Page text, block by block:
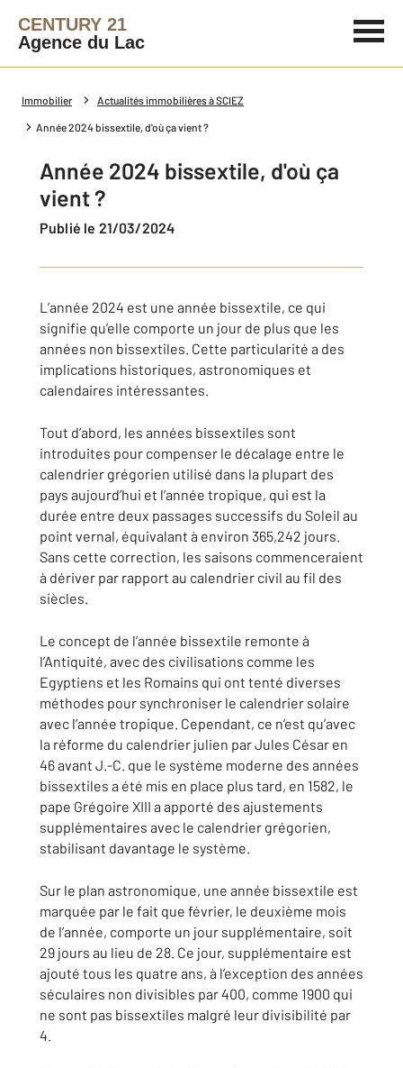
CENTURY 21
Agence du Lac
Immobilier Actualités immobilières à SCIEZ
Année 2024 bissextile, d'où ça vient ?
Année 2024 bissextile, d'où ça
vient ?
Publié le 21/03/2024
L’année 2024 est une année bissextile, ce qui
signifie qu’elle comporte un jour de plus que les
années non bissextiles. Cette particularité a des
implications historiques, astronomiques et
calendaires intéressantes.
Tout d’abord, les années bissextiles sont
introduites pour compenser le décalage entre le
calendrier grégorien utilisé dans la plupart des
pays aujourd’hui et l’année tropique, qui est la
durée entre deux passages successifs du Soleil au
point vernal, équivalant à environ 365,242 jours.
Sans cette correction, les saisons commenceraient
à dériver par rapport au calendrier civil au fil des
siècles.
Le concept de l’année bissextile remonte à
l’Antiquité, avec des civilisations comme les
Egyptiens et les Romains qui ont tenté diverses
méthodes pour synchroniser le calendrier solaire
avec l’année tropique. Cependant, ce n’est qu’avec
la réforme du calendrier julien par Jules César en
46 avant J.-C. que le système moderne des années
bissextiles a été mis en place plus tard, en 1582, le
pape Grégoire XIII a apporté des ajustements
supplémentaires avec le calendrier grégorien,
stabilisant davantage le système.
Sur le plan astronomique, une année bissextile est
marquée par le fait que février, le deuxième mois
de l’année, comporte un jour supplémentaire, soit
29 jours au lieu de 28. Ce jour, supplémentaire est
ajouté tous les quatre ans, à l’exception des années
séculaires non divisibles par 400, comme 1900 qui
ne sont pas bissextiles malgré leur divisibilité par
4.